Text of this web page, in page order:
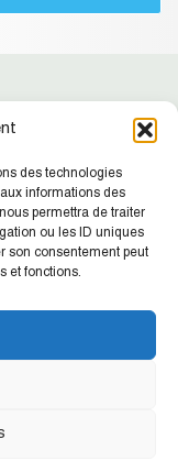
des technologies
informations des
permettra de traiter
ou les ID uniques
son consentement peut
et fonctions.
actualités
Place